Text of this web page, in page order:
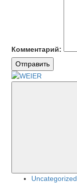
Комментарий:
Отправить
Uncategorized